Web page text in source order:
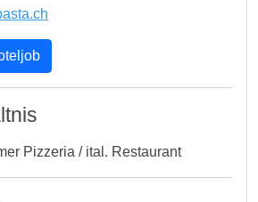
Pizzeria / ital. Restaurant